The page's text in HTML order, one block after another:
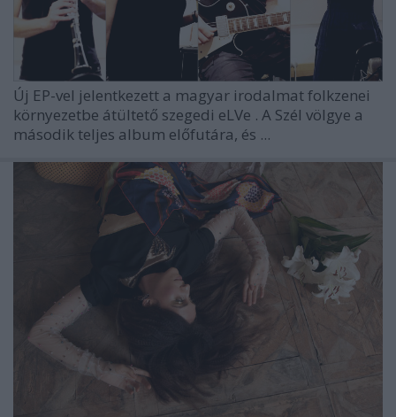
Új EP-vel jelentkezett a magyar irodalmat folkzenei
környezetbe átültető szegedi eLVe . A Szél völgye a
második teljes album előfutára, és ...